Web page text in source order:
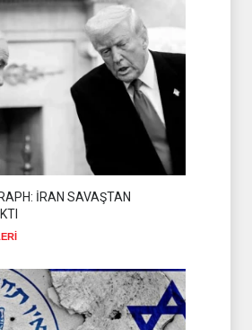
İRAN SAVAŞTAN